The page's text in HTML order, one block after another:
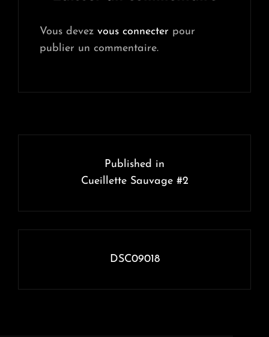
Vous devez vous connecter pour
publier un commentaire.
Published in
Cueillette Sauvage #2
DSC09018